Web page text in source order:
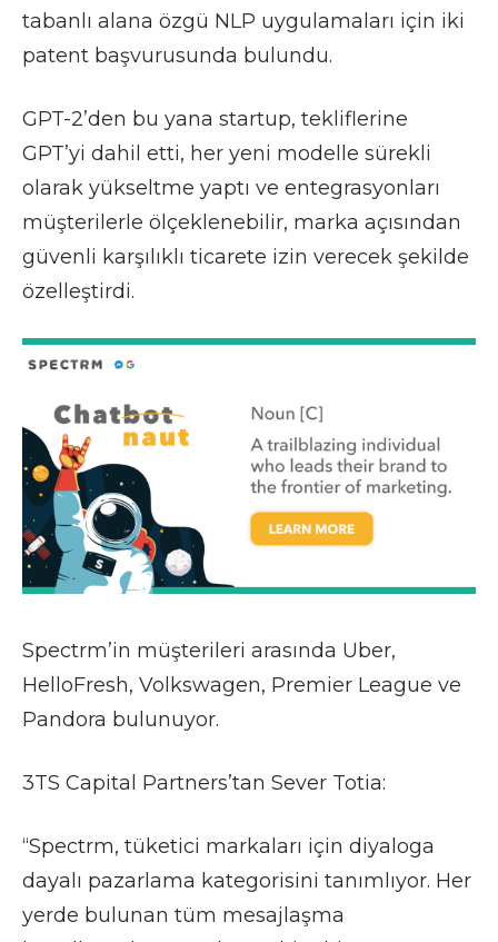
tabanlı alana özgü NLP uygulamaları için iki
patent başvurusunda bulundu.
GPT-2’den bu yana startup, tekliflerine
GPT’yi dahil etti, her yeni modelle sürekli
olarak yükseltme yaptı ve entegrasyonları
müşterilerle ölçeklenebilir, marka açısından
güvenli karşılıklı ticarete izin verecek şekilde
özelleştirdi.
Spectrm’in müşterileri arasında Uber,
HelloFresh, Volkswagen, Premier League ve
Pandora bulunuyor.
3TS Capital Partners’tan Sever Totia:
“Spectrm, tüketici markaları için diyaloga
dayalı pazarlama kategorisini tanımlıyor. Her
yerde bulunan tüm mesajlaşma